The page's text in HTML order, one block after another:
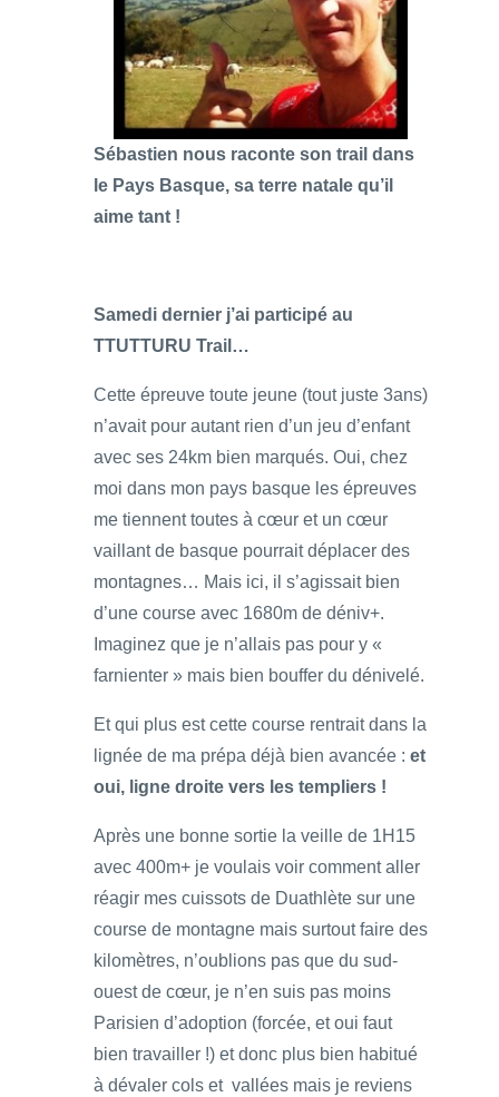
Sébastien nous raconte son trail dans
le Pays Basque, sa terre natale qu’il
aime tant !
Samedi dernier j’ai participé au
TTUTTURU Trail…
Cette épreuve toute jeune (tout juste 3ans)
n’avait pour autant rien d’un jeu d’enfant
avec ses 24km bien marqués. Oui, chez
moi dans mon pays basque les épreuves
me tiennent toutes à cœur et un cœur
vaillant de basque pourrait déplacer des
montagnes… Mais ici, il s’agissait bien
d’une course avec 1680m de déniv+.
Imaginez que je n’allais pas pour y «
farnienter » mais bien bouffer du dénivelé.
Et qui plus est cette course rentrait dans la
lignée de ma prépa déjà bien avancée : et
oui, ligne droite vers les templiers !
Après une bonne sortie la veille de 1H15
avec 400m+ je voulais voir comment aller
réagir mes cuissots de Duathlète sur une
course de montagne mais surtout faire des
kilomètres, n’oublions pas que du sud-
ouest de cœur, je n’en suis pas moins
Parisien d’adoption (forcée, et oui faut
bien travailler !) et donc plus bien habitué
à dévaler cols et vallées mais je reviens